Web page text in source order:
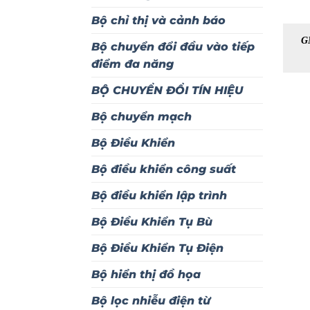
Bộ chỉ thị và cảnh báo
Bộ chuyển đổi đầu vào tiếp
điểm đa năng
BỘ CHUYỂN ĐỔI TÍN HIỆU
Bộ chuyển mạch
Bộ Điều Khiển
Bộ điều khiển công suất
Bộ điều khiển lập trình
Bộ Điều Khiển Tụ Bù
Bộ Điều Khiển Tụ Điện
Bộ hiển thị đồ họa
Bộ lọc nhiễu điện từ